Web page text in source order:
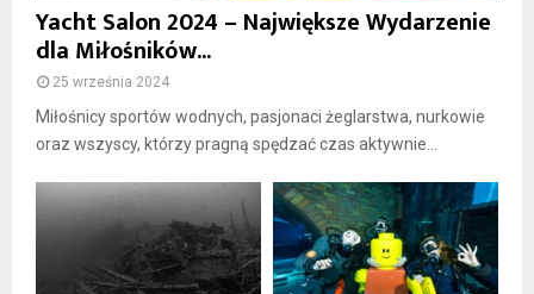
Yacht Salon 2024 – Największe Wydarzenie
dla Miłośników...
25 września 2024
Miłośnicy sportów wodnych, pasjonaci żeglarstwa, nurkowie
oraz wszyscy, którzy pragną spędzać czas aktywnie...